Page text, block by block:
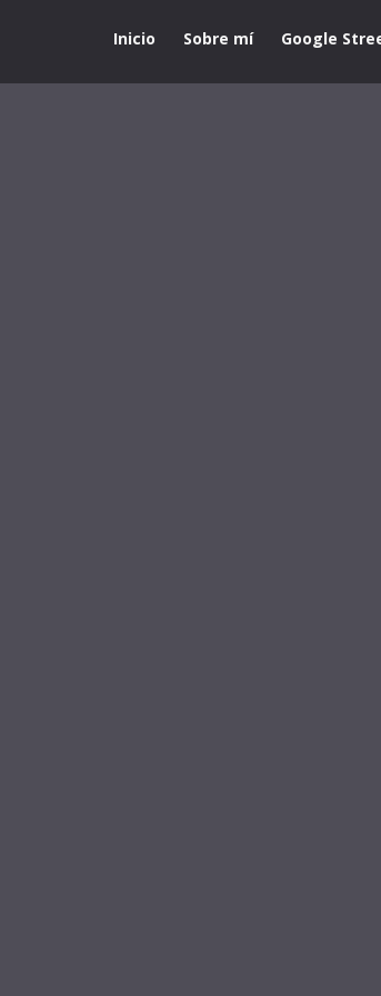
Inicio Sobre mí Google